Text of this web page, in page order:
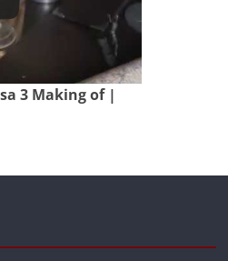
3 Making of |